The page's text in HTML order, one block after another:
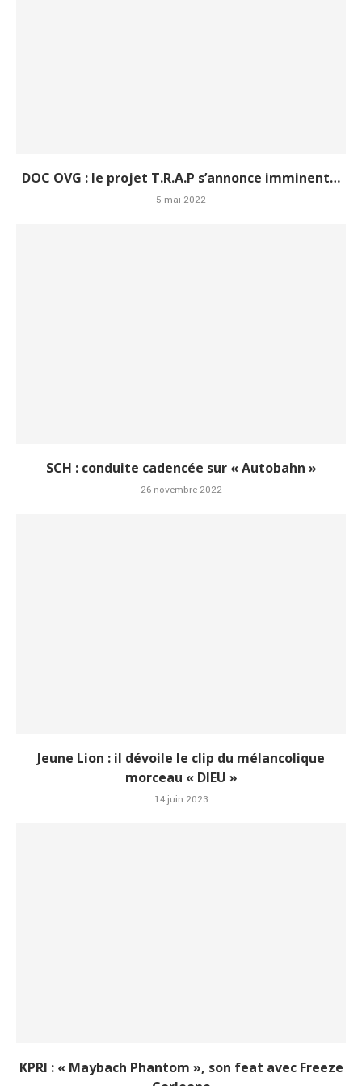
DOC OVG : le projet T.R.A.P s’annonce imminent…
5 mai 2022
SCH : conduite cadencée sur « Autobahn »
26 novembre 2022
Jeune Lion : il dévoile le clip du mélancolique
morceau « DIEU »
14 juin 2023
KPRI : « Maybach Phantom », son feat avec Freeze